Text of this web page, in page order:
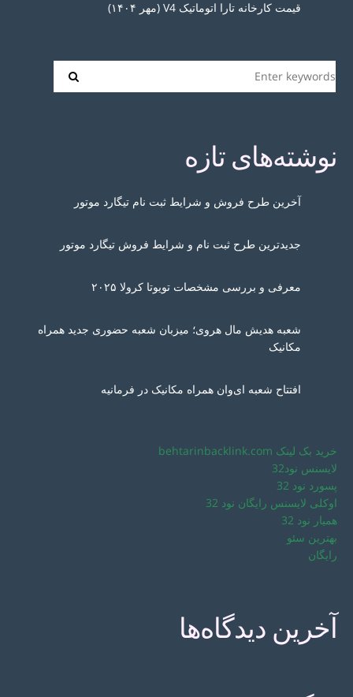
قیمت کارخانه تارا اتوماتیک V4 (مهر ۱۴۰۴)
نوشته‌های تازه
آخرین طرح فروش و شرایط ثبت نام تیگارد موتور
جدیدترین طرح ثبت نام و شرایط فروش تیگارد موتور
معرفی و بررسی مشخصات تویوتا کرولا ۲۰۲۵
شعبه هدیش مال هروی؛ میزبان شعبه حضوری جدید همراه
مکانیک
افتتاح شعبه ای‌وان همراه مکانیک در فرمانیه
خرید بک لینک behtarinbacklink.com
لایسنس نود32
پسورد نود 32
اوکلی لایسنس رایگان نود 32
همیار نود 32
بهترین سئو
رایگان
آخرین دیدگاه‌ها